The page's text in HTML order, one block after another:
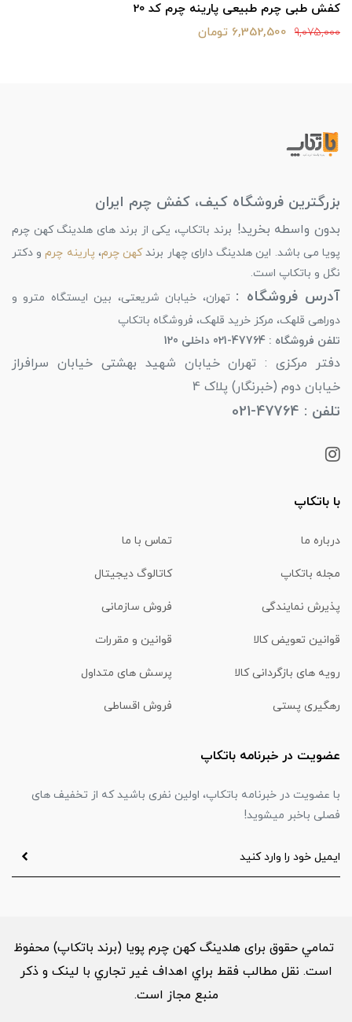
کفش طبی چرم طبیعی پارینه چرم کد 20
9,075,000 6,352,500 تومان
بزرگترین فروشگاه کیف، کفش چرم ایران
بدون واسطه بخرید! برند باتکاپ، یکی از برند های هلدینگ کهن چرم
پویا می باشد. این هلدینگ دارای چهار برندکهن چرم، پارینه چرمو دکتر
نگل و باتکاپ است.
آدرس فروشگاه : تهران، خیابان شریعتی، بین ایستگاه مترو و
دوراهی قلهک، مرکز خرید قلهک، فروشگاه باتکاپ
تلفن فروشگاه : 47764-021 داخلی 120
دفتر مرکزی : تهران خیابان شهید بهشتی خیابان سرافراز
خیابان دوم (خبرنگار) پلاک 4
تلفن : 47764-021
با باتکاپ
درباره ما تماس با ما
مجله باتکاپ کاتالوگ دیجیتال
پذیرش نمایندگی فروش سازمانی
قوانین تعویض کالا قوانین و مقررات
رویه های بازگردانی کالا پرسش های متداول
رهگیری پستی فروش اقساطی
عضویت در خبرنامه باتکاپ
با عضویت در خبرنامه باتکاپ، اولین نفری باشید که از تخفیف های
فصلی باخبر میشوید!
تمامي حقوق برای هلدینگ کهن چرم پویا (برند باتکاپ) محفوظ
است. نقل مطالب فقط براي اهداف غير تجاري با لینک و ذکر
منبع مجاز است.